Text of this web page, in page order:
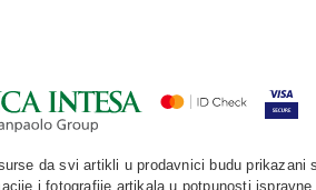
da svi artikli u prodavnici budu prikazani
i fotografije artikala u potpunosti ispravne.